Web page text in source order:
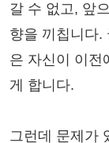
갈 수 없고, 앞
향을 끼칩니다.
은 자신이 이전
게 합니다.
그런데 문제가